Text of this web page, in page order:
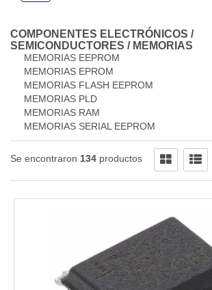
COMPONENTES ELECTRÓNICOS /
SEMICONDUCTORES / MEMORIAS
MEMORIAS EEPROM
MEMORIAS EPROM
MEMORIAS FLASH EEPROM
MEMORIAS PLD
MEMORIAS RAM
MEMORIAS SERIAL EEPROM
Se encontraron 134 productos